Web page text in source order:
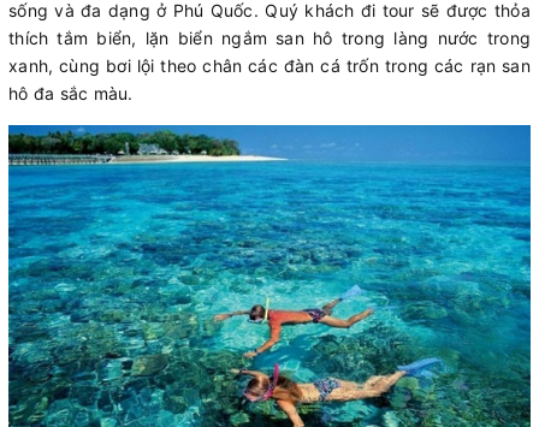
sống và đa dạng ở Phú Quốc. Quý khách đi tour sẽ được thỏa
thích tắm biển, lặn biển ngắm san hô trong làng nước trong
xanh, cùng bơi lội theo chân các đàn cá trốn trong các rạn san
hô đa sắc màu.